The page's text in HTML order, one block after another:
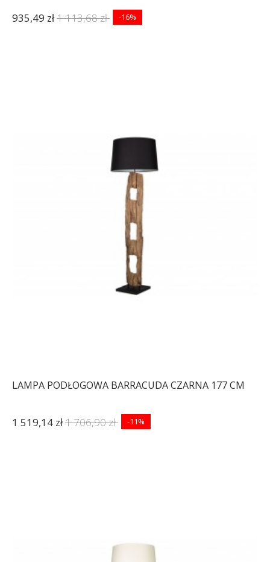
935,49 zł1 113,68 zł -16%
LAMPA PODŁOGOWA BARRACUDA CZARNA 177 CM
1 519,14 zł1 706,90 zł -11%